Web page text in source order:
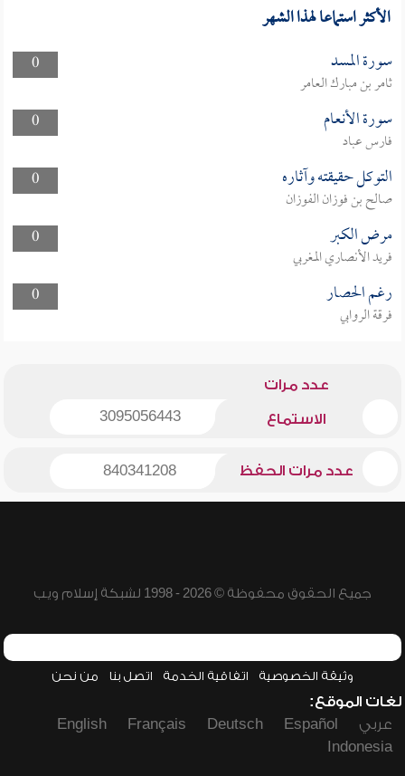
الأكثر استماعا لهذا الشهر
0 سورة المسد
ثامر بن مبارك العامر
0
سورة الأنعام
فارس عباد
0
التوكل حقيقته وآثاره
صالح بن فوزان الفوزان
0
مرض الكبر
فريد الأنصاري المغربي
0
رغم الحصار
فرقة الروابي
عدد مرات
الاستماع 3095056443
عدد مرات الحفظ 840341208
جميع الحقوق محفوظة © 2026 - 1998 لشبكة إسلام ويب
وثيقة الخصوصية اتفاقية الخدمة اتصل بنا من نحن
لغات الموقع:
عربي
Español
Deutsch
Français
English
Indonesia